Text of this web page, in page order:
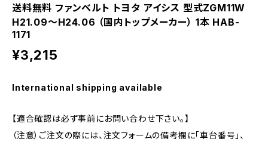
送料無料 ファンベルト トヨタ アイシス 型式ZGM11W
H21.09～H24.06 （国内トップメーカー） 1本 HAB-
1171
¥3,215
International shipping available
【適合確認は必ず事前にお問い合わせ下さい。】
（注意）ご注文の際には、注文フォームの備考欄に「車台番号」、